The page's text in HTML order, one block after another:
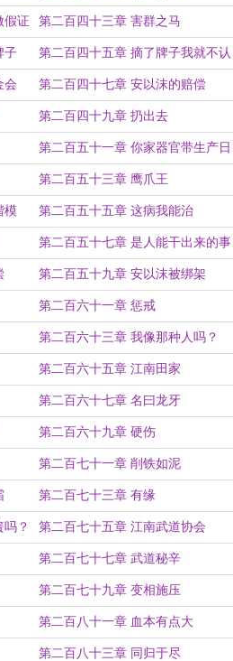
假证 第二百四十三章 害群之马
子 第二百四十五章 摘了牌子我就不认
识你？
会 第二百四十七章 安以沫的赔偿
第二百四十九章 扔出去
第二百五十一章 你家器官带生产日
期的？
第二百五十三章 鹰爪王
模 第二百五十五章 这病我能治
第二百五十七章 是人能干出来的事
儿吗？
第二百五十九章 安以沫被绑架
第二百六十一章 惩戒
第二百六十三章 我像那种人吗？
第二百六十五章 江南田家
第二百六十七章 名曰龙牙
第二百六十九章 硬伤
第二百七十一章 削铁如泥
第二百七十三章 有缘
？ 第二百七十五章 江南武道协会
第二百七十七章 武道秘辛
第二百七十九章 变相施压
第二百八十一章 血本有点大
第二百八十三章 同归于尽